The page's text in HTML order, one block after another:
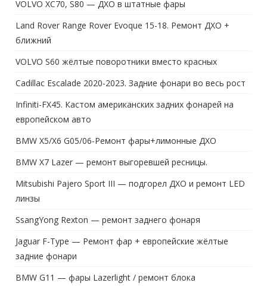
VOLVO XC70, S80 — ДХО в штатные фары
Land Rover Range Rover Evoque 15-18. Ремонт ДХО +
ближний
VOLVO S60 жёлтые поворотники вместо красных
Cadillac Escalade 2020-2023. Задние фонари во весь рост
Infiniti-FX45. Кастом американских задних фонарей на
европейском авто
BMW X5/X6 G05/06-Ремонт фары+лимонные ДХО
BMW X7 Lazer — ремонт выгоревшей ресницы.
Mitsubishi Pajero Sport III — подгорел ДХО и ремонт LED
линзы
SsangYong Rexton — ремонт заднего фонаря
Jaguar F-Type — Ремонт фар + европейские жёлтые
задние фонари
BMW G11 — фары Lazerlight / ремонт блока